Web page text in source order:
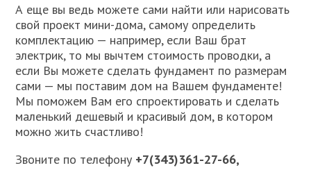
А еще вы ведь можете сами найти или нарисовать
свой проект мини-дома, самому определить
комплектацию — например, если Ваш брат
электрик, то мы вычтем стоимость проводки, а
если Вы можете сделать фундамент по размерам
сами — мы поставим дом на Вашем фундаменте!
Мы поможем Вам его спроектировать и сделать
маленький дешевый и красивый дом, в котором
можно жить счастливо!
Звоните по телефону +7(343)361-27-66,